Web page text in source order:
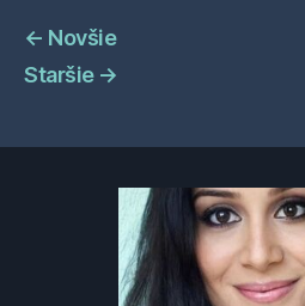
← Novšie
Staršie →